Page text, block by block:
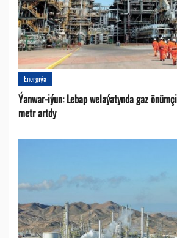
Energiýa
Ýanwar-iýun: Lebap welaýatynda gaz
metr artdy